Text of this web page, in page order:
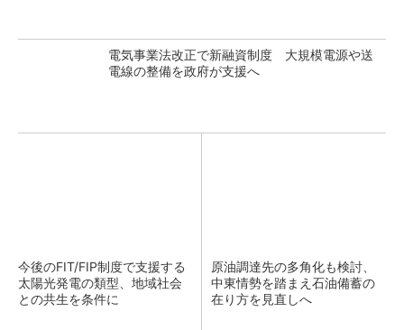
電気事業法改正で新融資制度 大規模電源や送
電線の整備を政府が支援へ
今後のFIT/FIP制度で支援する
太陽光発電の類型、地域社会
との共生を条件に
原油調達先の多角化も検討、
中東情勢を踏まえ石油備蓄の
在り方を見直しへ